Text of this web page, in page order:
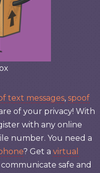
text messages, spoof
of your privacy! With
with any online
number. You need a
? Get a virtual
safe and